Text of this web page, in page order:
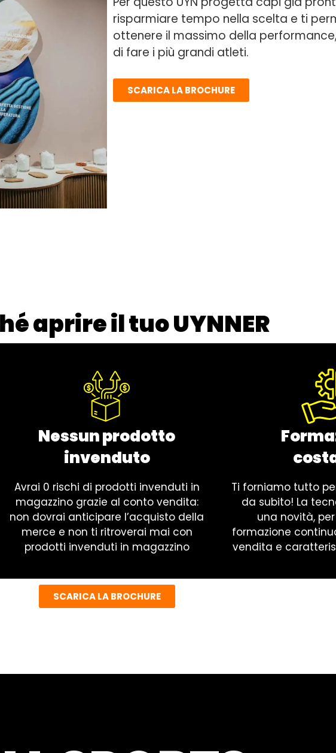
risparmiare tempo nella scelta e ti
ottenere il massimo della
di fare i più grandi atleti.
SCARICA LA BROCHURE
aprire il tuo UYNNER
Nessun prodotto
invenduto
Avrai 0 rischi di prodotti invenduti in
magazzino grazie al conto vendita:
non dovrai anticipare l’acquisto della
merce e non ti ritroverai mai con
prodotti invenduti in magazzino
Ti forniamo tutto
da subito! La
una novità,
formazione
vendita e
SCARICA LA BROCHURE